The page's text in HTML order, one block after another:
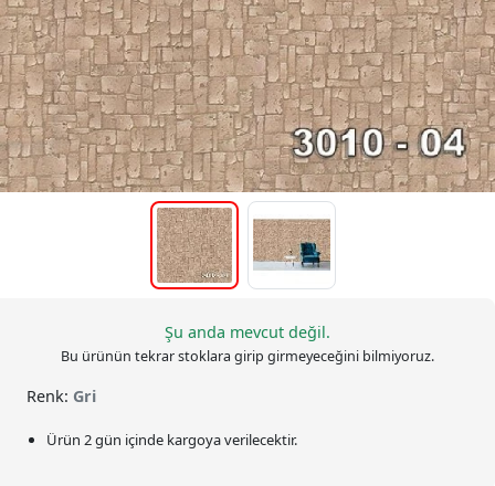
Şu anda mevcut değil.
Bu ürünün tekrar stoklara girip girmeyeceğini bilmiyoruz.
Renk: Gri
Ürün 2 gün içinde kargoya verilecektir.